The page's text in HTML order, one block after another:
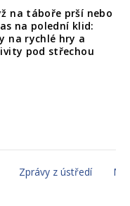
na táboře prší nebo
na polední klid:
na rychlé hry a
pod střechou
Zprávy z ústředí